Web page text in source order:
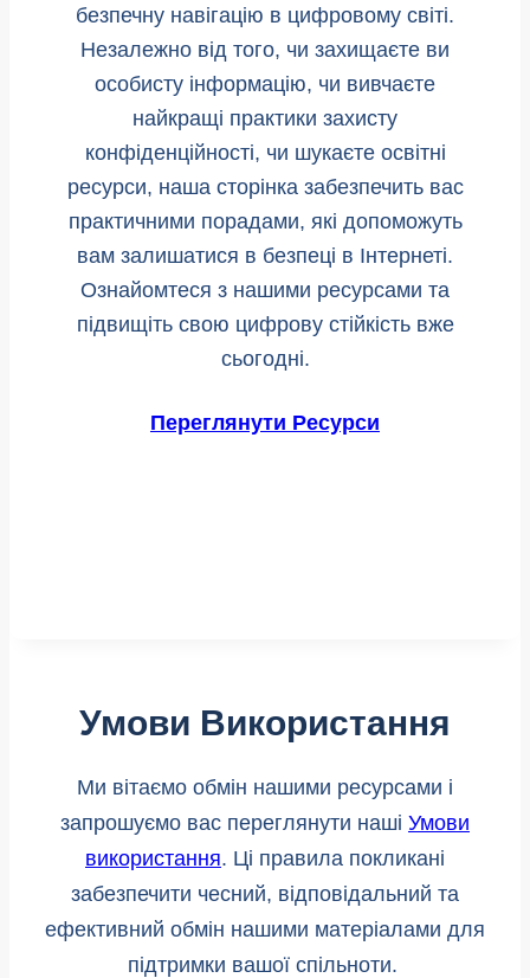
безпечну навігацію в цифровому світі.
Незалежно від того, чи захищаєте ви
особисту інформацію, чи вивчаєте
найкращі практики захисту
конфіденційності, чи шукаєте освітні
ресурси, наша сторінка забезпечить вас
практичними порадами, які допоможуть
вам залишатися в безпеці в Інтернеті.
Ознайомтеся з нашими ресурсами та
підвищіть свою цифрову стійкість вже
сьогодні.
Переглянути Ресурси
Умови Використання
Ми вітаємо обмін нашими ресурсами і
запрошуємо вас переглянути наші Умови
використання. Ці правила покликані
забезпечити чесний, відповідальний та
ефективний обмін нашими матеріалами для
підтримки вашої спільноти.